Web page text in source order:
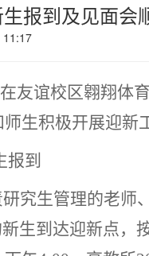
报到及见面会
11:17
友谊校区翱翔体
生积极开展迎新
报到
究生管理的老师
生到达迎新点，